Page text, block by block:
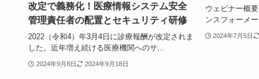
改定で義務化！医療情報システム安全
管理責任者の配置とセキュリティ研修
2022（令和4）年3月4日に診療報酬が改定されま
した。近年増え続ける医療機関へのサ...
2024年9月8日 2024年9月18日
ウェビナー概
ンスフォーメ
2024年7月5日